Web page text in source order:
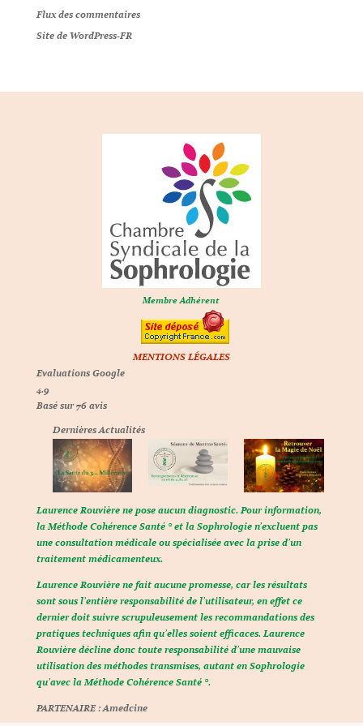
Flux des commentaires
Site de WordPress-FR
Membre Adhérent
MENTIONS LÉGALES
Evaluations Google
4.9
Basé sur76avis
Dernières Actualités
Laurence Rouvière ne pose aucun diagnostic. Pour information,
la Méthode Cohérence Santé ® et la Sophrologie n’excluent pas
une consultation médicale ou spécialisée avec la prise d’un
traitement médicamenteux.
Laurence Rouvière ne fait aucune promesse, car les résultats
sont sous l’entière responsabilité de l’utilisateur, en effet ce
dernier doit suivre scrupuleusement les recommandations des
pratiques techniques afin qu’elles soient efficaces. Laurence
Rouvière décline donc toute responsabilité d’une mauvaise
utilisation des méthodes transmises, autant en Sophrologie
qu’avec la Méthode Cohérence Santé ®.
PARTENAIRE :Amedcine